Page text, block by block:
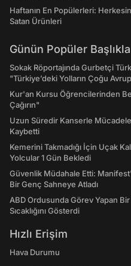
Haftanın En Popülerleri:
Satan Ürünleri
Günün Popüler
Sokak Röportajında Gurbetçi
"Türkiye’deki Yolların Çoğu
Kur'an Kursu Öğrencilerinden
Çağırın"
Uzun Süredir Kanserle Mücadele
Kaybetti
Kemerini Takmadığı İçin Uçak
Yolcular 1 Gün Bekledi
Güvenlik Müdahale Etti:
Bir Genç Sahneye Atladı
ABD Ordusunda Görev Yapan
Sıcaklığını Gösterdi
Hızlı Erişim
Hava Durumu